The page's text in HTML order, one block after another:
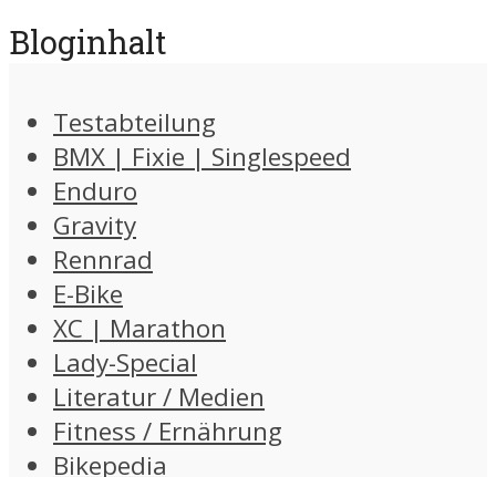
Bloginhalt
Testabteilung
BMX | Fixie | Singlespeed
Enduro
Gravity
Rennrad
E-Bike
XC | Marathon
Lady-Special
Literatur / Medien
Fitness / Ernährung
Bikepedia